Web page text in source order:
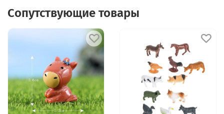
Сопутствующие товары